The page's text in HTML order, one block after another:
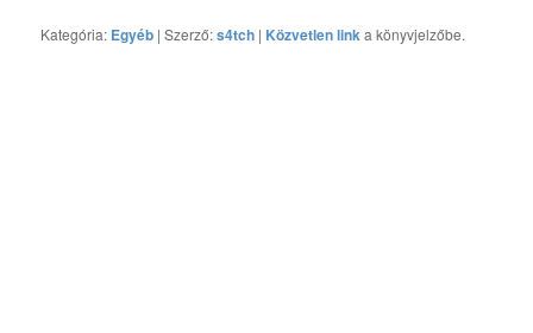
Kategória: Egyéb | Szerző:s4tch | Közvetlen linka könyvjelzőbe.